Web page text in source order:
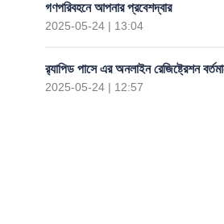
গণপরিবহনে আপনার প্রবেশদ্বার
2025-05-24 | 13:04
র‍্যাপিড পাসে এর অনলাইন রেজিষ্ট্রেশন
2025-05-24 | 12:57